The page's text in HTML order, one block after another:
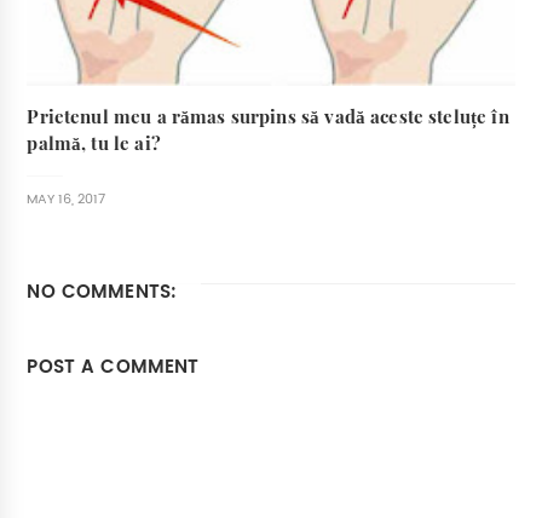
Prietenul meu a rămas surpins să vadă aceste steluțe în
palmă, tu le ai?
MAY 16, 2017
NO COMMENTS:
POST A COMMENT